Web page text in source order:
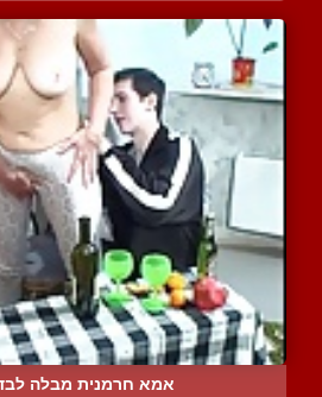
אמא חרמנית מבלה